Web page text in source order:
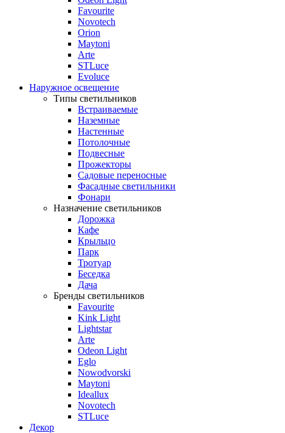
Favourite
Novotech
Orion
Maytoni
Arte
STLuce
Evoluce
Наружное освещение
Типы светильников
Встраиваемые
Наземные
Настенные
Потолочные
Подвесные
Прожекторы
Садовые переносные
Фасадные светильники
Фонари
Назначение светильников
Дорожка
Кафе
Крыльцо
Парк
Тротуар
Беседка
Дача
Бренды светильников
Favourite
Kink Light
Lightstar
Arte
Odeon Light
Eglo
Nowodvorski
Maytoni
Ideallux
Novotech
STLuce
Декор